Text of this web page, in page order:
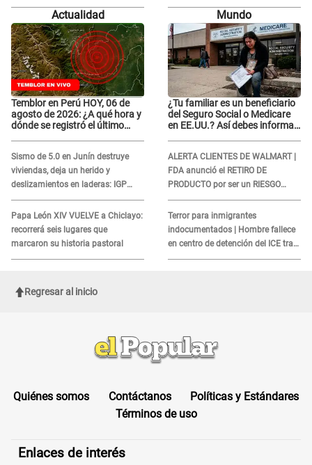
"Dolores muy fuertes..."
"Dolores muy fuertes..."
Actualidad
Temblor en Perú HOY, 06 de
agosto de 2026: ¿A qué hora y
dónde se registró el último
Sismo de 5.0 en Junín destruye
viviendas, deja un herido y
deslizamientos en laderas: IGP
alerta sobre posibles réplicas
Papa León XIV VUELVE a Chiclayo:
recorrerá seis lugares que
marcaron su historia pastoral
Mundo
¿Tu familiar es un beneficiario
del Seguro Social o Medicare
en EE.UU.? Así debes informar
ALERTA CLIENTES DE WALMART |
FDA anunció el RETIRO DE
PRODUCTO por ser un RIESGO
MORTAL para consumidores: ¿Cuál
es?
Terror para inmigrantes
indocumentados | Hombre fallece
en centro de detención del ICE tras
sufrir una "emergencia médica"
Regresar al inicio
Quiénes somos Contáctanos
Políticas y Estándares
Términos de uso
Enlaces de interés